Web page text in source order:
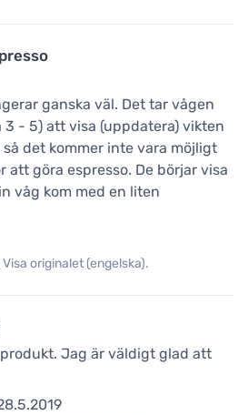
ganska väl. Det tar vågen
3 - 5) att visa (uppdatera) vikten
det kommer inte vara möjligt
att göra espresso. De börjar visa
våg kom med en liten
originalet (engelska).
Jag är väldigt glad att